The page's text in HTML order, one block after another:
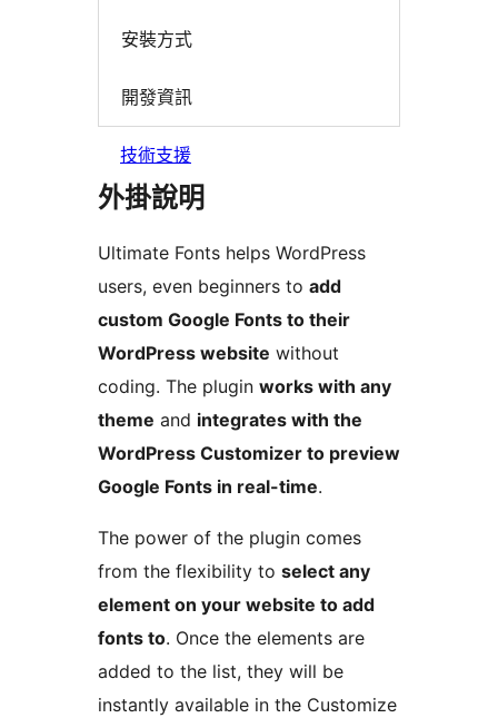
安裝方式
開發資訊
技術支援
外掛說明
Ultimate Fonts helps WordPress
users, even beginners to add
custom Google Fonts to their
WordPress website without
coding. The plugin works with any
theme and integrates with the
WordPress Customizer to preview
Google Fonts in real-time.
The power of the plugin comes
from the flexibility to select any
element on your website to add
fonts to. Once the elements are
added to the list, they will be
instantly available in the Customize